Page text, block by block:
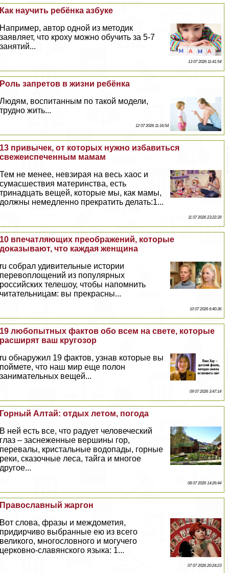
Как научить ребёнка азбуке
Например, автор одной из методик
заявляет, что кроху можно обучить за 5-7
занятий...
13 07 2026 11:41:54
Роль запретов в жизни ребёнка
Людям, воспитанным по такой модели,
трудно жить...
12 07 2026 11:16:54
13 привычек, от которых нужно избавиться
свежеиспеченным мамам
Тем не менее, невзирая на весь хаос и
сумасшествия материнства, есть
тринадцать вещей, которые мы, как мамы,
должны немедленно прекратить делать:1...
11 07 2026 23:22:39
10 впечатляющих преображений, которые
доказывают, что каждая женщина
ru собрал удивительные истории
перевоплощений из популярных
российских телешоу, чтобы напомнить
читательницам: вы прекрасны...
10 07 2026 6:40:36
19 любопытных фактов обо всем на свете, которые
расширят ваш кругозор
ru обнаружил 19 фактов, узнав которые вы
поймете, что наш мир еще полон
занимательных вещей...
09 07 2026 3:47:14
Горный Алтай: отдых летом, погода
В ней есть все, что радует человеческий
глаз – заснеженные вершины гор,
перевалы, кристальные водопады, горные
реки, сказочные леса, тайга и многое
другое...
08 07 2026 14:26:44
Православный жаргон
Вот слова, фразы и междометия,
придирчиво выбранные ею из всего
великого, многословного и могучего
церковно-славянского языка: 1...
07 07 2026 20:24:23